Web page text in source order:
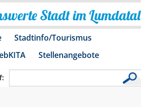
Stadt im Lumdatal
Stadtinfo/Tourismus
Stellenangebote